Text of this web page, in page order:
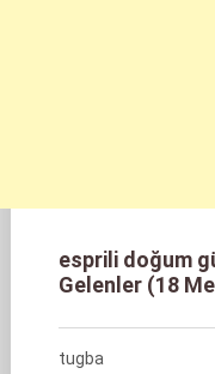
esprili doğum
Gelenler (18
tugba